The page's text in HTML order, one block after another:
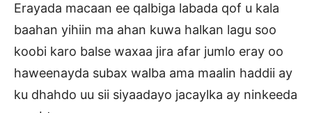
Erayada macaan ee qalbiga labada qof u kala
baahan yihiin ma ahan kuwa halkan lagu soo
koobi karo balse waxaa jira afar jumlo eray oo
haweenayda subax walba ama maalin haddii ay
ku dhahdo uu sii siyaadayo jacaylka ay ninkeeda